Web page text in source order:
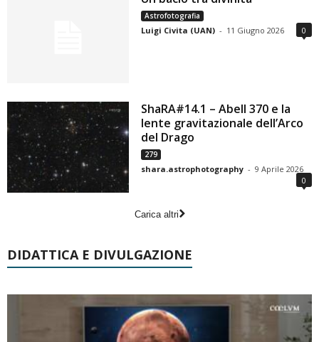
Astrofotografia
Luigi Civita (UAN) - 11 Giugno 2026 0
ShaRA#14.1 – Abell 370 e la
lente gravitazionale dell’Arco
del Drago
279
shara.astrophotography - 9 Aprile 2026
0
Carica altri
DIDATTICA E DIVULGAZIONE